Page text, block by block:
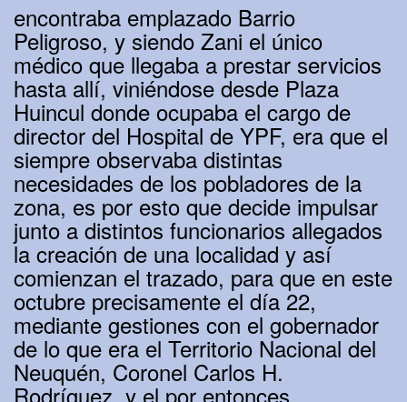
encontraba emplazado Barrio
Peligroso, y siendo Zani el único
médico que llegaba a prestar servicios
hasta allí, viniéndose desde Plaza
Huincul donde ocupaba el cargo de
director del Hospital de YPF, era que el
siempre observaba distintas
necesidades de los pobladores de la
zona, es por esto que decide impulsar
junto a distintos funcionarios allegados
la creación de una localidad y así
comienzan el trazado, para que en este
octubre precisamente el día 22,
mediante gestiones con el gobernador
de lo que era el Territorio Nacional del
Neuquén, Coronel Carlos H.
Rodríguez, y el por entonces